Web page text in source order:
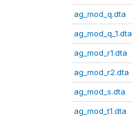
ag_mod_q.dta
ag_mod_q_1.dta
ag_mod_r1.dta
ag_mod_r2.dta
ag_mod_s.dta
ag_mod_t1.dta